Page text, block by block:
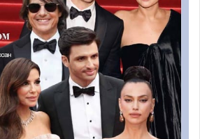
тонувших начальника
и его детей.
в основном, туристов и
песни из Самарской области.
собирает десятки тысяч людей не
но и из стран ближнего и
Пик популярности пришёлся на